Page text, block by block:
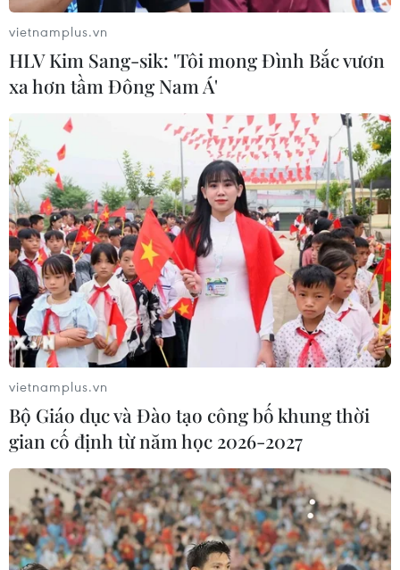
Liên hợp quốc tạm ngừng viện trợ cho Dải
Gaza do thiếu kinh phí
27/01/2015 23:39
Do thiếu kinh phí, cơ quan cứu trợ và việc làm cho
người tị nạn Palestine của Liên hợp quốc đã buộc phải
tạm ngừng chương trình viện trợ tiền mặt để sửa chữa
những ngôi nhà bị phá hủy tại Dải Gaza.
vietnamplus.vn
HLV Kim Sang-sik: 'Tôi mong Đình Bắc vươn
xa hơn tầm Đông Nam Á'
vietnamplus.vn
Bộ Giáo dục và Đào tạo công bố khung thời
gian cố định từ năm học 2026-2027